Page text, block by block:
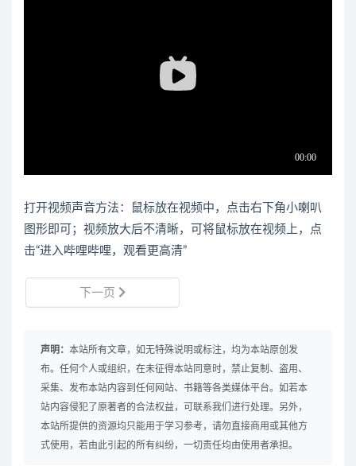
打开视频声音方法：鼠标放在视频中，点击右下角小喇叭
图形即可；视频放大后不清晰，可将鼠标放在视频上，点
击“进入哔哩哔哩，观看更高清”
下一页
声明： 本站所有文章，如无特殊说明或标注，均为本站原创发
布。任何个人或组织，在未征得本站同意时，禁止复制、盗用、
采集、发布本站内容到任何网站、书籍等各类媒体平台。如若本
站内容侵犯了原著者的合法权益，可联系我们进行处理。另外，
本站所提供的资源均只能用于学习参考，请勿直接商用或其他方
式使用，若由此引起的所有纠纷，一切责任均由使用者承担。